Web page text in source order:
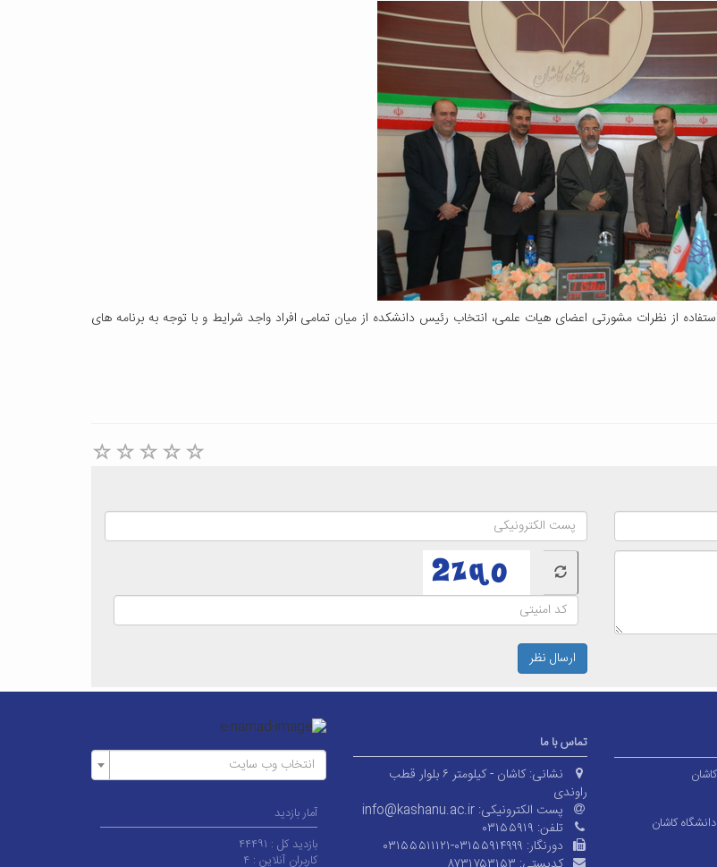
از نظرات مشورتی اعضای هیات علمی، انتخاب رئیس دانشکده از میان تمامی افراد واجد شرایط و با توجه به برنامه های
ارسال نظر
کاشان
تماس با ما
نشانی:
کاشان - کیلومتر ۶ بلوار قطب
راوندی
پست الکترونیکی: info@kashanu.ac.ir
تلفن: ۰۳۱۵۵۹۱۹
دورنگار: ۰۳۱۵۵۵۱۱۱۲۱-۰۳۱۵۵۹۱۴۹۹۹
انتخاب وب سایت
آمار بازدید
بازدید کل : ۴۴۴۹۱
کاربران آنلاین : ۴